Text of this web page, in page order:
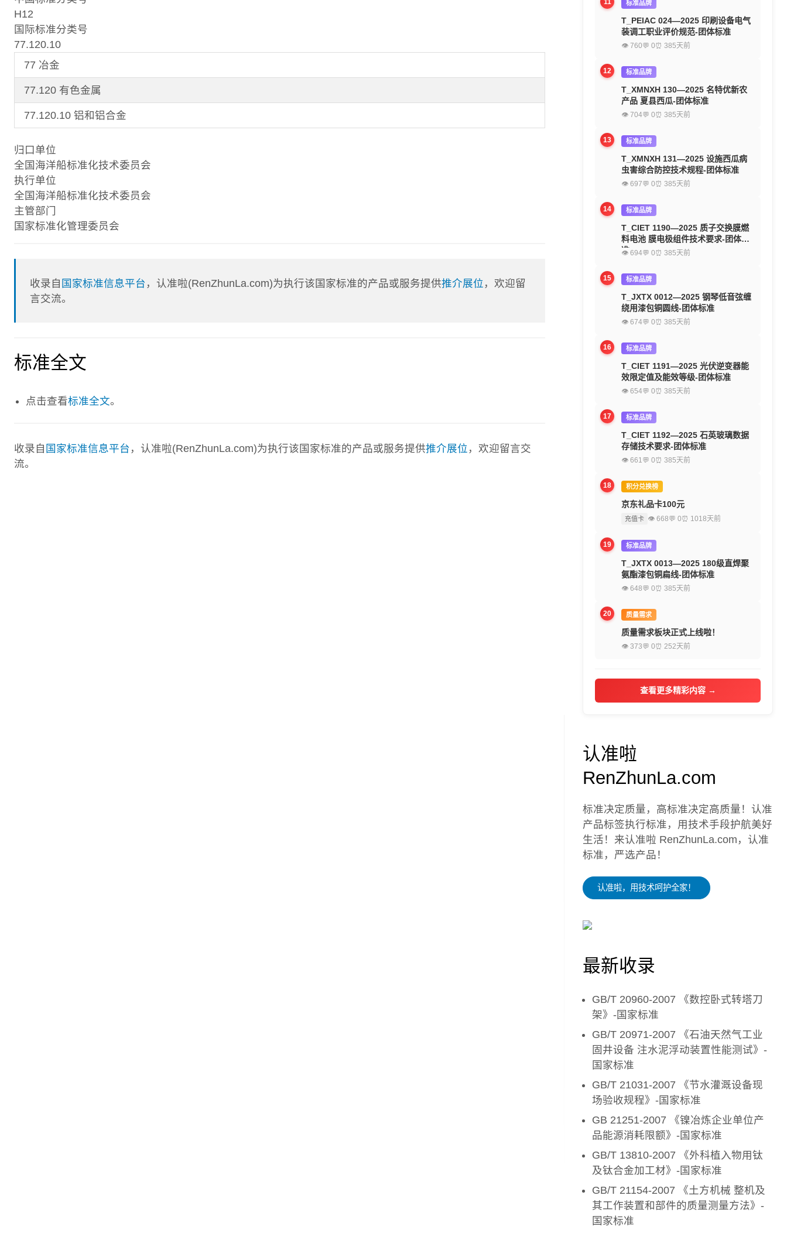
H12
国际标准分类号
77.120.10
77 冶金
77.120 有色金属
77.120.10 铝和铝合金
归口单位
全国海洋船标准化技术委员会
执行单位
全国海洋船标准化技术委员会
主管部门
国家标准化管理委员会
收录自 国家标准信息平台 ，认准啦(RenZhunLa.com)为执行该国家标准的产品或服务提供推介展位 ，欢迎留
言交流。
标准全文
点击查看标准全文。
收录自 国家标准信息平台 ，认准啦(RenZhunLa.com)为执行该国家标准的产品或服务提供推介展位 ，欢迎留言交
流。
11 标准品牌
T_PEIAC 024—2025 印刷设备电气
装调工职业评价规范-团体标准
👁 760💬 0⏰ 385天前
12 标准品牌
T_XMNXH 130—2025 名特优新农
产品 夏县西瓜-团体标准
👁 704💬 0⏰ 385天前
13 标准品牌
T_XMNXH 131—2025 设施西瓜病
虫害综合防控技术规程-团体标准
👁 697💬 0⏰ 385天前
14 标准品牌
T_CIET 1190—2025 质子交换膜燃
料电池 膜电极组件技术要求-团体标
准
👁 694💬 0⏰ 385天前
15 标准品牌
T_JXTX 0012—2025 钢琴低音弦缠
绕用漆包铜圆线-团体标准
👁 674💬 0⏰ 385天前
16 标准品牌
T_CIET 1191—2025 光伏逆变器能
效限定值及能效等级-团体标准
👁 654💬 0⏰ 385天前
17 标准品牌
T_CIET 1192—2025 石英玻璃数据
存储技术要求-团体标准
👁 661💬 0⏰ 385天前
18 积分兑换榜
京东礼品卡100元
充值卡 👁 668💬 0⏰ 1018天前
19 标准品牌
T_JXTX 0013—2025 180级直焊聚
氨酯漆包铜扁线-团体标准
👁 648💬 0⏰ 385天前
20 质量需求
质量需求板块正式上线啦！
👁 373💬 0⏰ 252天前
查看更多精彩内容 →
认准啦
RenZhunLa.com
标准决定质量，高标准决定高质量！认准
产品标签执行标准，用技术手段护航美好
生活！来认准啦 RenZhunLa.com，认准
标准，严选产品！
认准啦，用技术呵护全家！
最新收录
GB/T 20960-2007 《数控卧式转塔刀
架》-国家标准
GB/T 20971-2007 《石油天然气工业
固井设备 注水泥浮动装置性能测试》-
国家标准
GB/T 21031-2007 《节水灌溉设备现
场验收规程》-国家标准
GB 21251-2007 《镍冶炼企业单位产
品能源消耗限额》-国家标准
GB/T 13810-2007 《外科植入物用钛
及钛合金加工材》-国家标准
GB/T 21154-2007 《土方机械 整机及
其工作装置和部件的质量测量方法》-
国家标准